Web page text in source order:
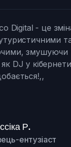
Digital - це
змушуючи
DJ у
,,
Р.
ентузіаст